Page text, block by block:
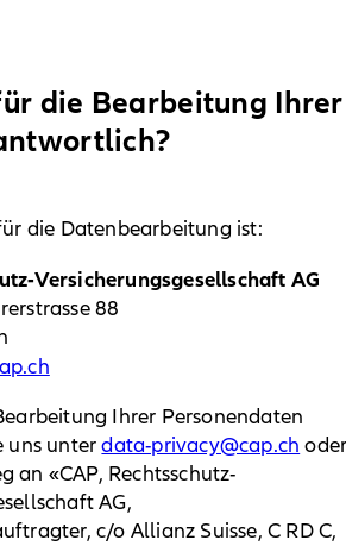
die Bearbeitung Ihrer
die Datenbearbeitung ist:
Versicherungsgesellschaft AG
88
Ihrer Personendaten
uns unterdata-privacy@cap.ch
an «CAP, Rechtsschutz-
AG,
c/o Allianz Suisse, C RD C,